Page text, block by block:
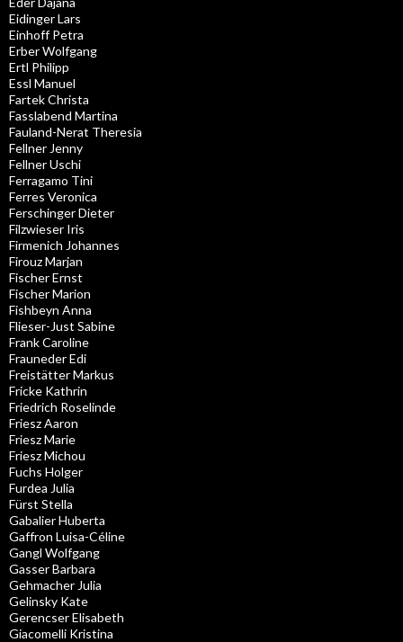
Eidinger Lars
Einhoff Petra
Erber Wolfgang
Ertl Philipp
Essl Manuel
Fartek Christa
Fasslabend Martina
Fauland-Nerat Theresia
Fellner Jenny
Fellner Uschi
Ferragamo Tini
Ferres Veronica
Ferschinger Dieter
Filzwieser Iris
Firmenich Johannes
Firouz Marjan
Fischer Ernst
Fischer Marion
Fishbeyn Anna
Flieser-Just Sabine
Frank Caroline
Frauneder Edi
Freistätter Markus
Fricke Kathrin
Friedrich Roselinde
Friesz Aaron
Friesz Marie
Friesz Michou
Fuchs Holger
Furdea Julia
Fürst Stella
Gabalier Huberta
Gaffron Luisa-Céline
Gangl Wolfgang
Gasser Barbara
Gehmacher Julia
Gelinsky Kate
Gerencser Elisabeth
Giacomelli Kristina